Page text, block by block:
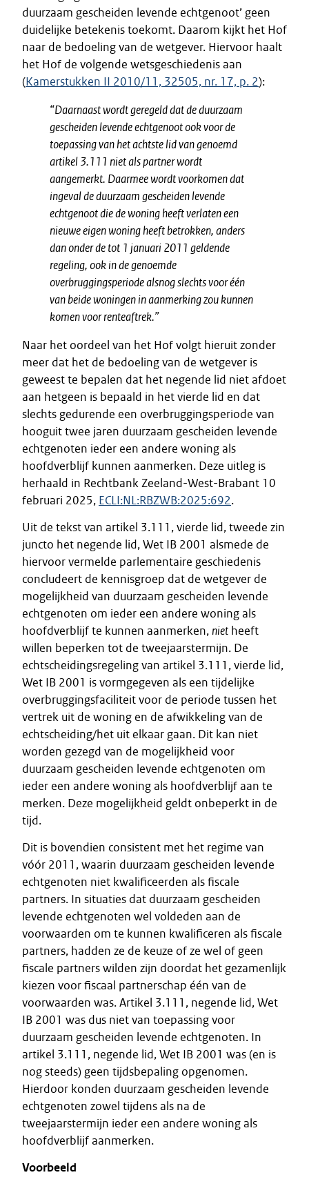
duurzaam gescheiden levende echtgenoot’ geen
duidelijke betekenis toekomt. Daarom kijkt het Hof
naar de bedoeling van de wetgever. Hiervoor haalt
het Hof de volgende wetsgeschiedenis aan
(Kamerstukken II 2010/11, 32505, nr. 17, p. 2):
“Daarnaast wordt geregeld dat de duurzaam
gescheiden levende echtgenoot ook voor de
toepassing van het achtste lid van genoemd
artikel 3.111 niet als partner wordt
aangemerkt. Daarmee wordt voorkomen dat
ingeval de duurzaam gescheiden levende
echtgenoot die de woning heeft verlaten een
nieuwe eigen woning heeft betrokken, anders
dan onder de tot 1 januari 2011 geldende
regeling, ook in de genoemde
overbruggingsperiode alsnog slechts voor één
van beide woningen in aanmerking zou kunnen
komen voor renteaftrek.”
Naar het oordeel van het Hof volgt hieruit zonder
meer dat het de bedoeling van de wetgever is
geweest te bepalen dat het negende lid niet afdoet
aan hetgeen is bepaald in het vierde lid en dat
slechts gedurende een overbruggingsperiode van
hooguit twee jaren duurzaam gescheiden levende
echtgenoten ieder een andere woning als
hoofdverblijf kunnen aanmerken. Deze uitleg is
herhaald in Rechtbank Zeeland-West-Brabant 10
februari 2025, ECLI:NL:RBZWB:2025:692.
Uit de tekst van artikel 3.111, vierde lid, tweede zin
juncto het negende lid, Wet IB 2001 alsmede de
hiervoor vermelde parlementaire geschiedenis
concludeert de kennisgroep dat de wetgever de
mogelijkheid van duurzaam gescheiden levende
echtgenoten om ieder een andere woning als
hoofdverblijf te kunnen aanmerken,niet heeft
willen beperken tot de tweejaarstermijn. De
echtscheidingsregeling van artikel 3.111, vierde lid,
Wet IB 2001 is vormgegeven als een tijdelijke
overbruggingsfaciliteit voor de periode tussen het
vertrek uit de woning en de afwikkeling van de
echtscheiding/het uit elkaar gaan. Dit kan niet
worden gezegd van de mogelijkheid voor
duurzaam gescheiden levende echtgenoten om
ieder een andere woning als hoofdverblijf aan te
merken. Deze mogelijkheid geldt onbeperkt in de
tijd.
Dit is bovendien consistent met het regime van
vóór 2011, waarin duurzaam gescheiden levende
echtgenoten niet kwalificeerden als fiscale
partners. In situaties dat duurzaam gescheiden
levende echtgenoten wel voldeden aan de
voorwaarden om te kunnen kwalificeren als fiscale
partners, hadden ze de keuze of ze wel of geen
fiscale partners wilden zijn doordat het gezamenlijk
kiezen voor fiscaal partnerschap één van de
voorwaarden was. Artikel 3.111, negende lid, Wet
IB 2001 was dus niet van toepassing voor
duurzaam gescheiden levende echtgenoten. In
artikel 3.111, negende lid, Wet IB 2001 was (en is
nog steeds) geen tijdsbepaling opgenomen.
Hierdoor konden duurzaam gescheiden levende
echtgenoten zowel tijdens als na de
tweejaarstermijn ieder een andere woning als
hoofdverblijf aanmerken.
Voorbeeld